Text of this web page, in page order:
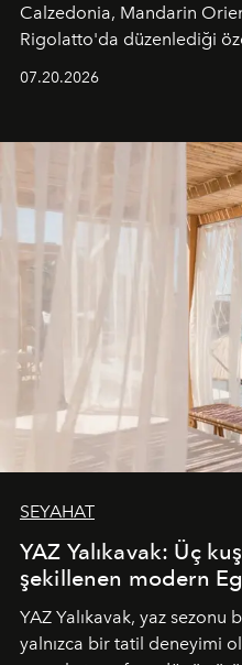
Calzedonia, Mandarin
Rigolatto'da düzenlediği
07.20.2026
SEYAHAT
YAZ Yalıkavak: Üç
şekillenen modern
YAZ Yalıkavak, yaz sezonu
yalnızca bir tatil deneyimi